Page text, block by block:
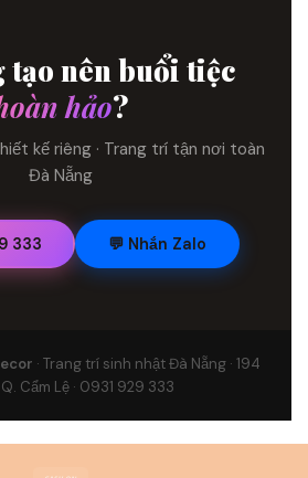
tạo nên buổi tiệc
hảo?
kế riêng · Trang trí tận nơi toàn
Đà Nẵng
333 💬 Nhắn Zalo
· Trang trí sinh nhật Đà Nẵng · 194
Cẩm Lệ · 0931 929 333